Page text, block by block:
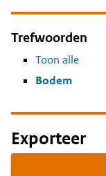
Trefwoorden
Toon alle
Bodem
Exporteer